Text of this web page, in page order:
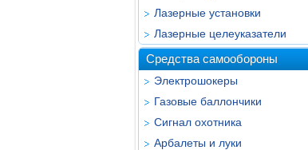
Лазерные установки
Лазерные целеуказатели
Средства самообороны
Электрошокеры
Газовые баллончики
Сигнал охотника
Арбалеты и луки